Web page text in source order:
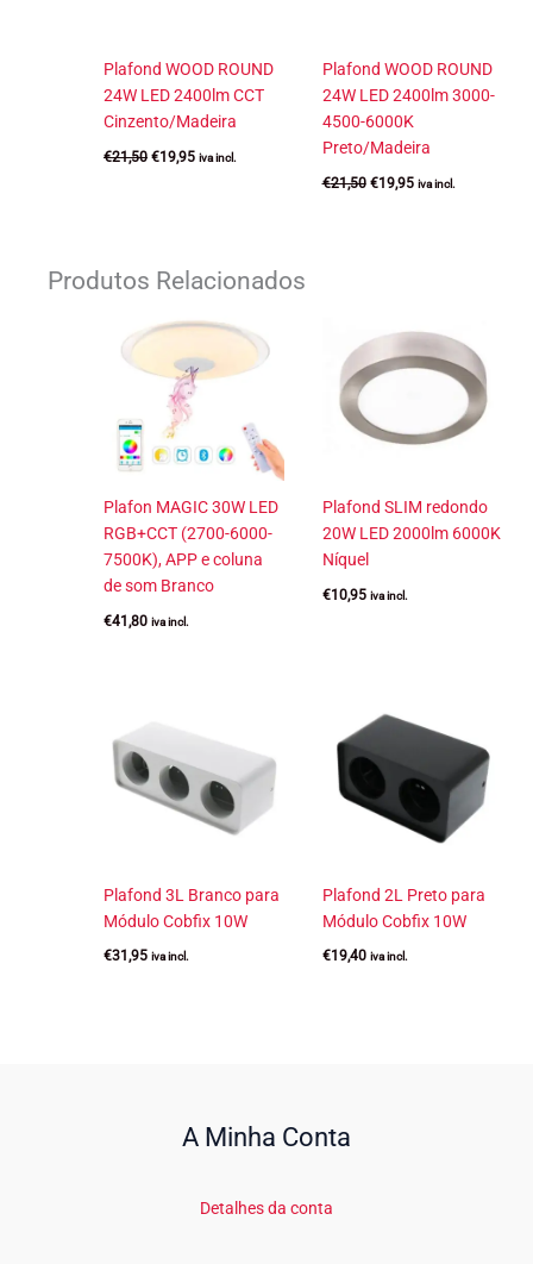
Plafond WOOD ROUND
24W LED 2400lm CCT
Cinzento/Madeira
€21,50 O
€19,95Oiva incl.
Plafond WOOD ROUND
24W LED 2400lm 3000-
4500-6000K
Preto/Madeira
€21,50 O
€19,95Oiva incl.
Produtos Relacionados
Plafon MAGIC 30W LED
RGB+CCT (2700-6000-
7500K), APP e coluna
de som Branco
€41,80 iva incl.
Plafond SLIM redondo
20W LED 2000lm 6000K
Níquel
€10,95 iva incl.
Plafond 3L Branco para
Módulo Cobfix 10W
€31,95 iva incl.
Plafond 2L Preto para
Módulo Cobfix 10W
€19,40 iva incl.
A Minha Conta
Detalhes da conta